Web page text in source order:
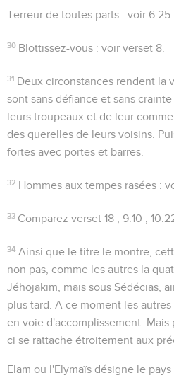
Terreur de toutes parts : voir 6.25
30 Blottissez-vous : voir verset 8.
31 Deux circonstances rendent la
sont sans défiance et sans
leurs troupeaux et de leur
des querelles de leurs voisins.
fortes avec portes et barres.
32 Hommes aux tempes rasées :
33 Comparez verset 18 ; 9.10 ;
34 Ainsi que le titre le montre,
non pas, comme les autres la
Jéhojakim, mais sous Sédécias,
plus tard. A ce moment les
en voie d'accomplissement. Mais
ci se rattache étroitement aux
Elam ou l'Elymaïs désigne le